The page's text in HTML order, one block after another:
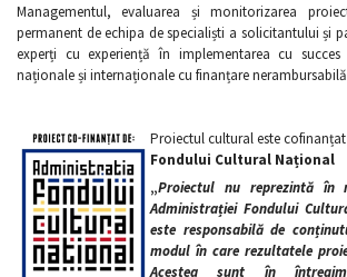
Managementul, evaluarea și monitorizarea
permanent de echipa de specialiști a solicitantului și
experți cu experiență în implementarea cu
naționale și internaționale cu finanțare
Proiectul cultural este
Fondului Cultural Național
„Proiectul nu reprezintă în
Administrației Fondului
este responsabilă de
modul în care rezultatele
Acestea sunt în